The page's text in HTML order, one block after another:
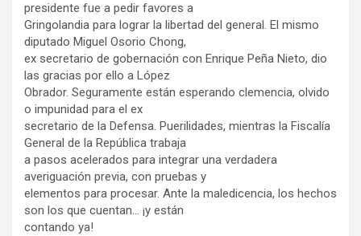
presidente fue a pedir favores a
Gringolandia para lograr la libertad del general. El mismo
diputado Miguel Osorio Chong,
ex secretario de gobernación con Enrique Peña Nieto, dio
las gracias por ello a López
Obrador. Seguramente están esperando clemencia, olvido
o impunidad para el ex
secretario de la Defensa. Puerilidades, mientras la Fiscalía
General de la República trabaja
a pasos acelerados para integrar una verdadera
averiguación previa, con pruebas y
elementos para procesar. Ante la maledicencia, los hechos
son los que cuentan… ¡y están
contando ya!